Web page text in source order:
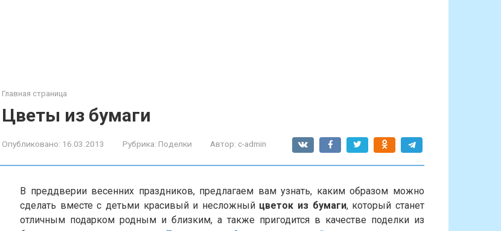
Главная страница
Цветы из бумаги
Опубликовано: 16.03.2013 Рубрика: Поделки Автор: c-admin
В преддверии весенних праздников, предлагаем вам узнать, каким образом можно
сделать вместе с детьми красивый и несложный цветок из бумаги, который станет
отличным подарком родным и близким, а также пригодится в качестве поделки из